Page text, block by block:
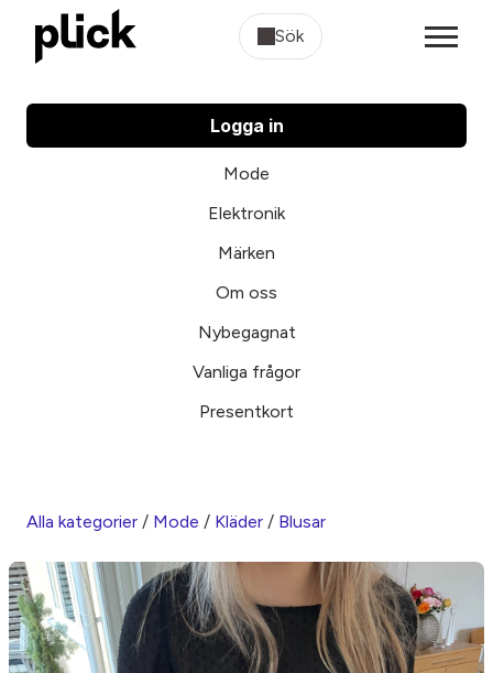
Sök
Logga in
Mode
Elektronik
Märken
Om oss
Nybegagnat
Vanliga frågor
Presentkort
Alla kategorier / Mode / Kläder / Blusar